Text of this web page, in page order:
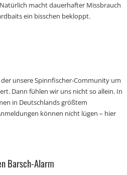
macht dauerhafter Missbrauch
ein bisschen bekloppt.
unsere Spinnfischer-Community um
Dann fühlen wir uns nicht so allein. In
in Deutschlands größtem
können nicht lügen – hier
Barsch-Alarm